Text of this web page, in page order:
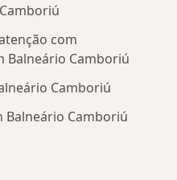
com
Balneário Camboriú
Camboriú
Balneário Camboriú